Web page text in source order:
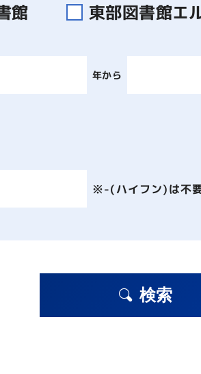
館 東部図書館エ
年から
※-(ハイフン)は不要
検索